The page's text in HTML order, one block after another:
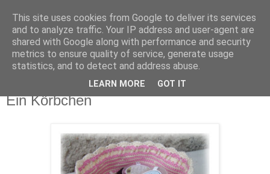
Funny-Pixel
Hier dreht sich alles um und mit Stampin´Up!
Freitag, 8. April 2011
Ein Körbchen
This site uses cookies from Google to deliver its services
and to analyze traffic. Your IP address and user-agent are
shared with Google along with performance and security
metrics to ensure quality of service, generate usage
statistics, and to detect and address abuse.
LEARN MORE GOT IT